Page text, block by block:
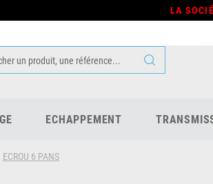
LA
ECHAPPEMENT
ECROU 6 PANS